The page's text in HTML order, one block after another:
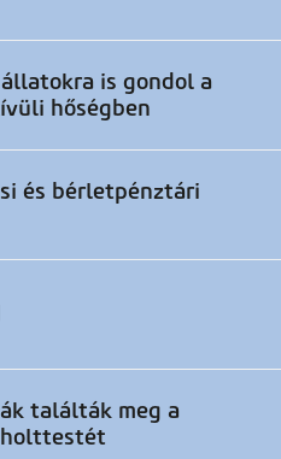
is gondol a
hőségben
és bérletpénztári
találták meg a